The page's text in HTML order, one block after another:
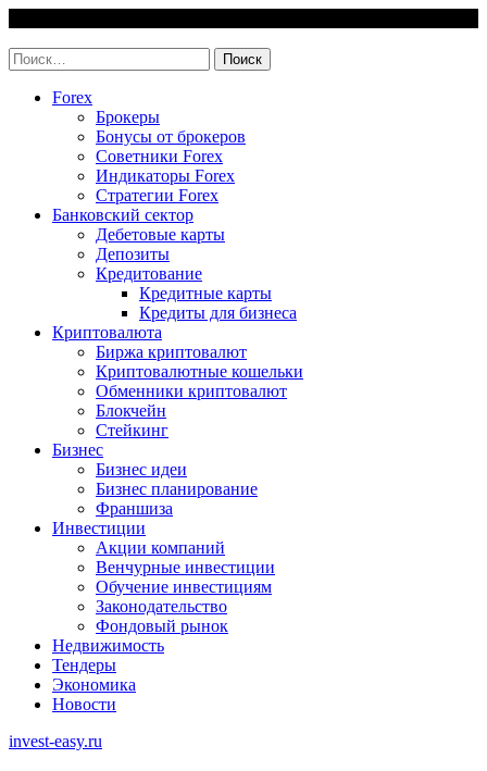
content
Найти:
Forex
Брокеры
Бонусы от брокеров
Советники Forex
Индикаторы Forex
Стратегии Forex
Банковский сектор
Дебетовые карты
Депозиты
Кредитование
Кредитные карты
Кредиты для бизнеса
Криптовалюта
Биржа криптовалют
Криптовалютные кошельки
Обменники криптовалют
Блокчейн
Стейкинг
Бизнес
Бизнес идеи
Бизнес планирование
Франшиза
Инвестиции
Акции компаний
Венчурные инвестиции
Обучение инвестициям
Законодательство
Фондовый рынок
Недвижимость
Тендеры
Экономика
Новости
invest-easy.ru